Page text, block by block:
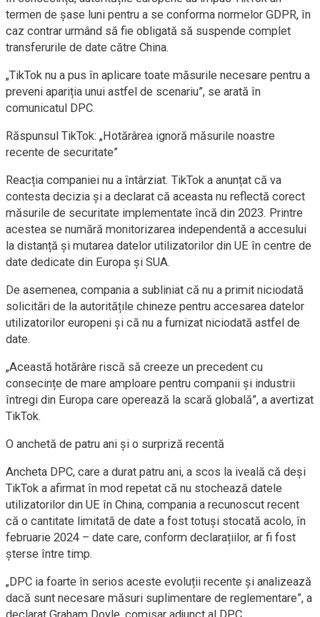
termen de șase luni pentru a se conforma normelor GDPR, în
caz contrar urmând să fie obligată să suspende complet
transferurile de date către China.
„TikTok nu a pus în aplicare toate măsurile necesare pentru a
preveni apariția unui astfel de scenariu”, se arată în
comunicatul DPC.
Răspunsul TikTok: „Hotărârea ignoră măsurile noastre
recente de securitate”
Reacția companiei nu a întârziat. TikTok a anunțat că va
contesta decizia și a declarat că aceasta nu reflectă corect
măsurile de securitate implementate încă din 2023. Printre
acestea se numără monitorizarea independentă a accesului
la distanță și mutarea datelor utilizatorilor din UE în centre de
date dedicate din Europa și SUA.
De asemenea, compania a subliniat că nu a primit niciodată
solicitări de la autoritățile chineze pentru accesarea datelor
utilizatorilor europeni și că nu a furnizat niciodată astfel de
date.
„Această hotărâre riscă să creeze un precedent cu
consecințe de mare amploare pentru companii și industrii
întregi din Europa care operează la scară globală”, a avertizat
TikTok.
O anchetă de patru ani și o surpriză recentă
Ancheta DPC, care a durat patru ani, a scos la iveală că deși
TikTok a afirmat în mod repetat că nu stochează datele
utilizatorilor din UE în China, compania a recunoscut recent
că o cantitate limitată de date a fost totuși stocată acolo, în
februarie 2024 – date care, conform declarațiilor, ar fi fost
șterse între timp.
„DPC ia foarte în serios aceste evoluții recente și analizează
dacă sunt necesare măsuri suplimentare de reglementare”, a